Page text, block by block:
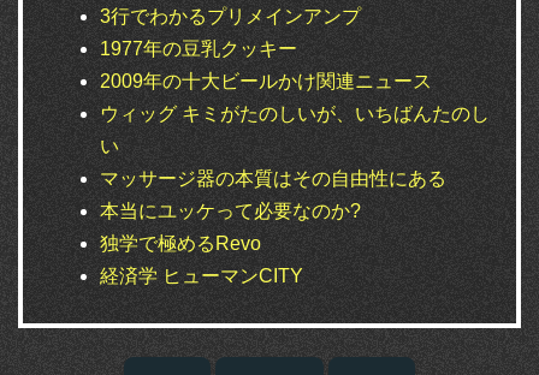
3行でわかるプリメインアンプ
1977年の豆乳クッキー
2009年の十大ビールかけ関連ニュース
ウィッグ キミがたのしいが、いちばんたのし
い
マッサージ器の本質はその自由性にある
本当にユッケって必要なのか?
独学で極めるRevo
経済学 ヒューマンCITY